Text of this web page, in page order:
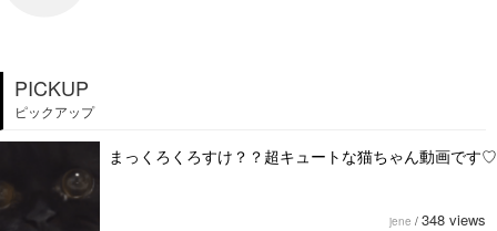
PICKUP
ピックアップ
まっくろくろすけ？？超キュートな猫ちゃん動画です♡
jene / 348 views